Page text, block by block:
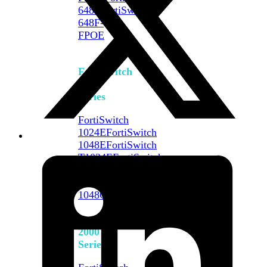
648F
FortiSwitch
648F-
FPOE
FortiSwitch
Series
FortiSwitch
1024EFortiSwitch
1048EFortiSwitch
T1024EFortiSwitch
1048G
FortiSwitch
2000
Series